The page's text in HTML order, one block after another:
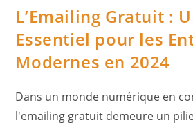
L’Emailing Gratuit :
Essentiel pour les
Modernes en 2024
Dans un monde numérique en
l'emailing gratuit demeure un